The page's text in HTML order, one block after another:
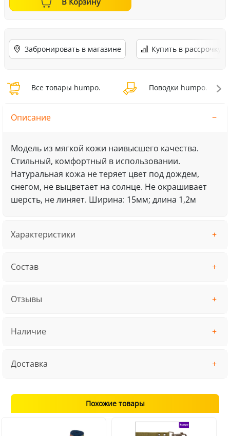
Забронировать в магазине Купить в рассрочку
Все товары humpo. Поводки humpo.
Описание
Модель из мягкой кожи наивысшего качества.
Стильный, комфортный в использовании.
Натуральная кожа не теряет цвет под дождем,
снегом, не выцветает на солнце. Не окрашивает
шерсть, не линяет. Ширина: 15мм; длина 1,2м
Характеристики
Состав
Отзывы
Наличие
Доставка
Похожие товары